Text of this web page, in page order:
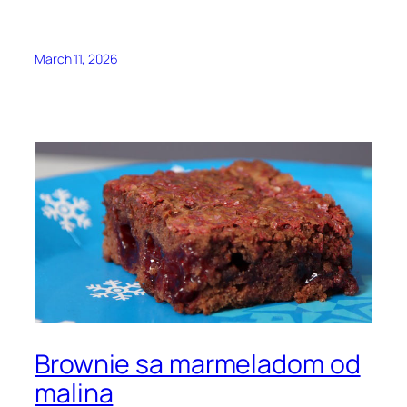
March 11, 2026
Brownie sa marmeladom od
malina